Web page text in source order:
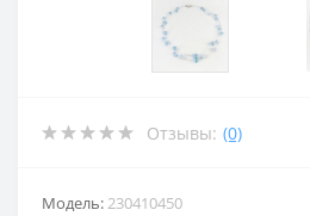
Отзывы: (0)
Модель:230410450